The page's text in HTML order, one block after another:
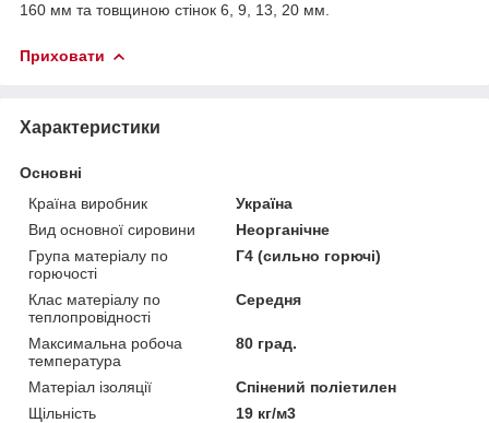
160 мм та товщиною стінок 6, 9, 13, 20 мм.
Приховати
Характеристики
Основні
Країна виробник
Україна
Вид основної сировини
Неорганічне
Група матеріалу по
горючості
Г4 (сильно горючі)
Клас матеріалу по
теплопровідності
Середня
Максимальна робоча
температура
80 град.
Матеріал ізоляції
Спінений поліетилен
Щільність
19 кг/м3